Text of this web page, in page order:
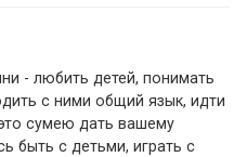
- любить детей, понимать
с ними общий язык, идти
сумею дать вашему
быть с детьми, играть с